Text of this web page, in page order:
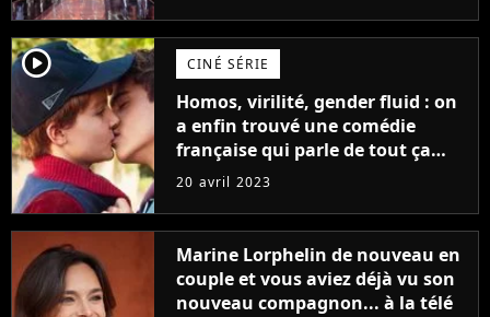
player2 CINÉ SÉRIE
Homos, virilité, gender fluid : on
a enfin trouvé une comédie
française qui parle de tout ça
sans être super ringarde
20 avril 2023
Marine Lorphelin de nouveau en
couple et vous aviez déjà vu son
nouveau compagnon... à la télé